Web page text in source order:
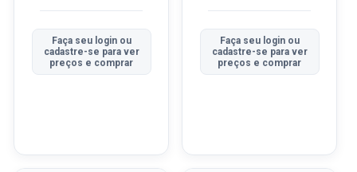
Faça seu login ou
cadastre-se para ver
preços e comprar
Faça seu login ou
cadastre-se para ver
preços e comprar